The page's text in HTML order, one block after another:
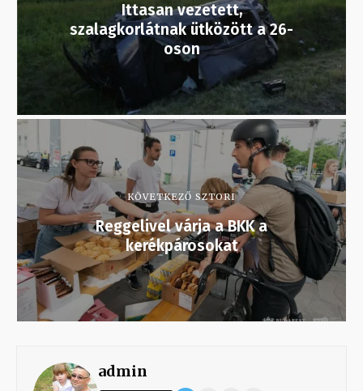
Ittasan vezetett,
szalagkorlátnak ütközött a 26-
oson
KÖVETKEZŐ SZTORI
Reggelivel várja a BKK a
kerékpárosokat
admin